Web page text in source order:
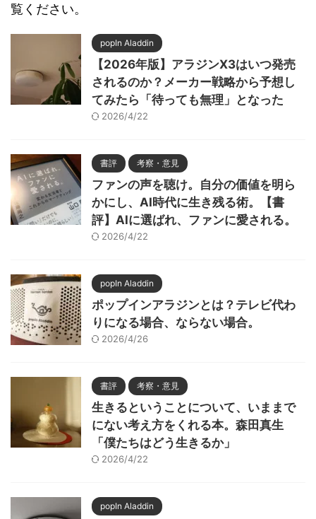
覧ください。
popIn Aladdin
【2026年版】アラジンX3はいつ発売
されるのか？メーカー戦略から予想し
てみたら「待っても無理」となった
2026/4/22
書評 考察・意見
ファンの声を聴け。自分の価値を明ら
かにし、AI時代に生き残る術。【書
評】AIに選ばれ、ファンに愛される。
2026/4/22
popIn Aladdin
ポップインアラジンとは？テレビ代わ
りになる場合、ならない場合。
2026/4/26
書評 考察・意見
生きるということについて、いままで
にない考え方をくれる本。森田真生
「僕たちはどう生きるか」
2026/4/22
popIn Aladdin